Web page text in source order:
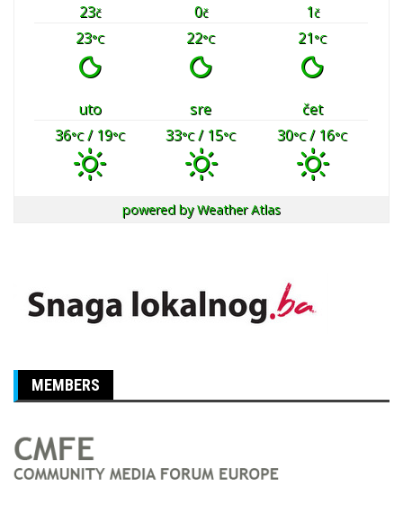
23č 0č 1č
23°C 22°C 21°C
uto sre
čet
36°C/ 19°C 33°C/ 15°C 30°C/ 16°C
powered byWeather Atlas
MEMBERS